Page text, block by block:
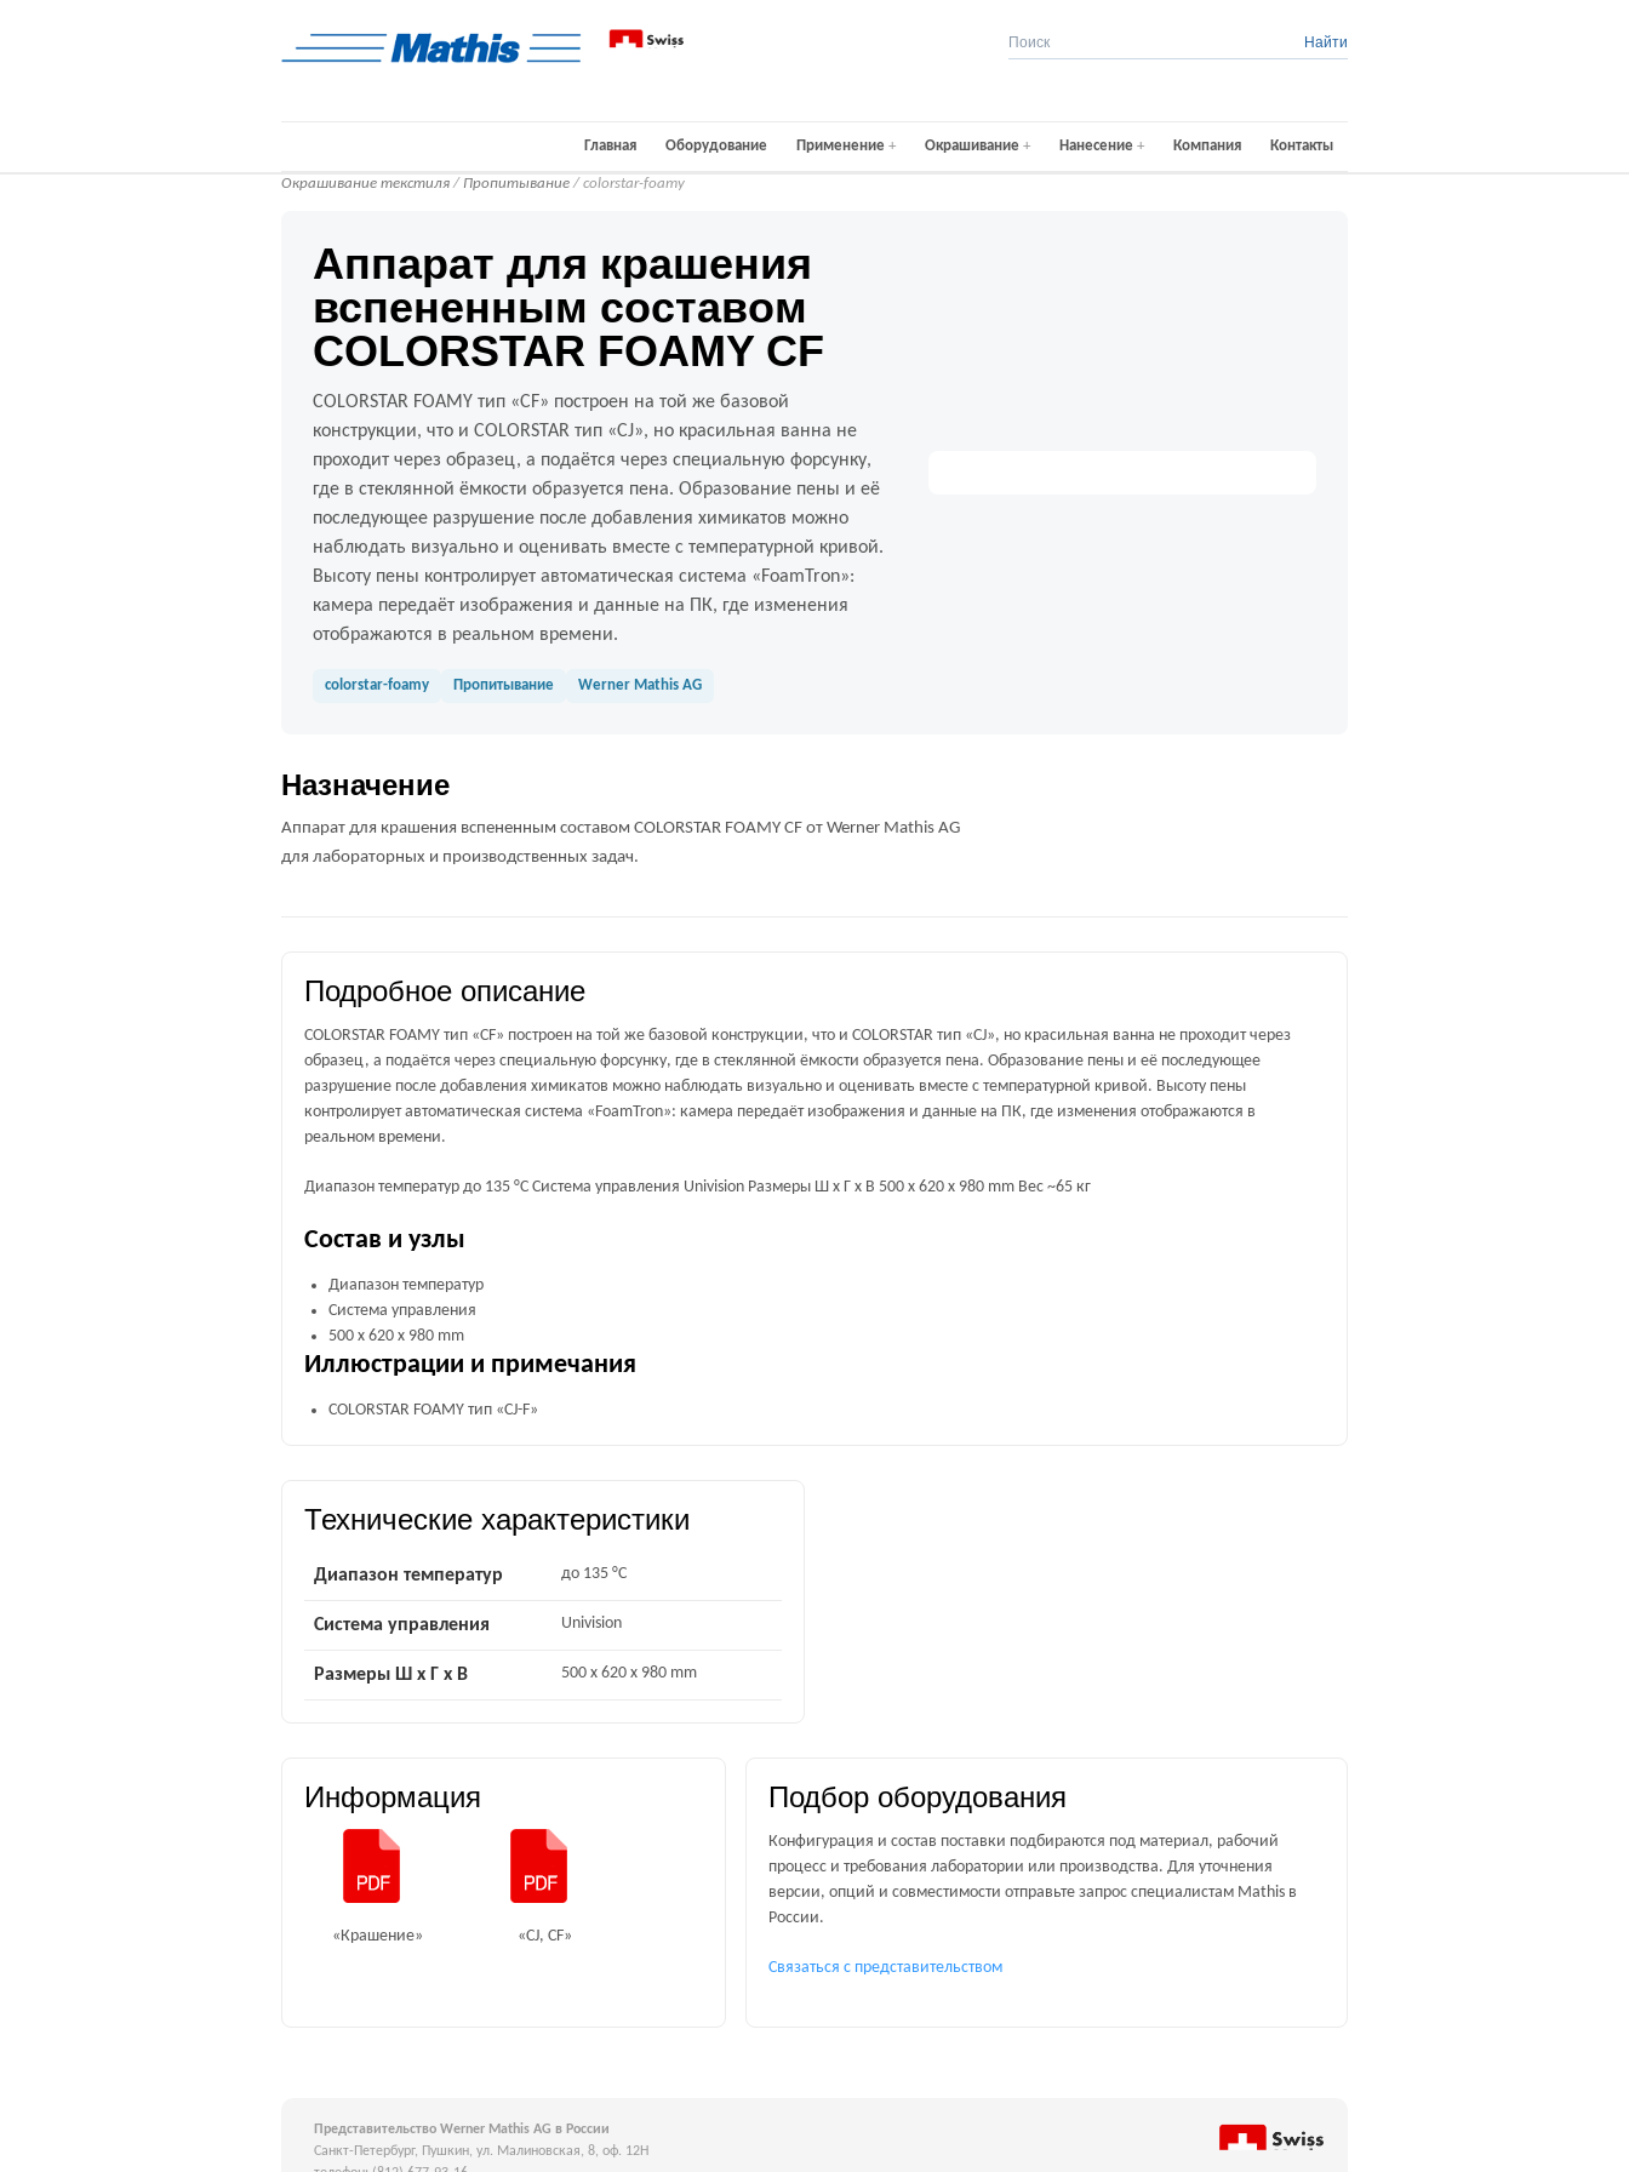
Найти
Главная Оборудование Применение Окрашивание Нанесение Компания Контакты
Окрашивание текстиля/ Пропитывание/ colorstar-foamy
Аппарат для крашения
вспененным составом
COLORSTAR FOAMY CF
COLORSTAR FOAMY тип «CF» построен на той же базовой
конструкции, что и COLORSTAR тип «CJ», но красильная ванна не
проходит через образец, а подаётся через специальную форсунку,
где в стеклянной ёмкости образуется пена. Образование пены и её
последующее разрушение после добавления химикатов можно
наблюдать визуально и оценивать вместе с температурной кривой.
Высоту пены контролирует автоматическая система «FoamTron»:
камера передаёт изображения и данные на ПК, где изменения
отображаются в реальном времени.
colorstar-foamy Пропитывание Werner Mathis AG
Назначение
Аппарат для крашения вспененным составом COLORSTAR FOAMY CF от Werner Mathis AG
для лабораторных и производственных задач.
Подробное описание
COLORSTAR FOAMY тип «CF» построен на той же базовой конструкции, что и COLORSTAR тип «CJ», но красильная ванна не проходит через
образец, а подаётся через специальную форсунку, где в стеклянной ёмкости образуется пена. Образование пены и её последующее
разрушение после добавления химикатов можно наблюдать визуально и оценивать вместе с температурной кривой. Высоту пены
контролирует автоматическая система «FoamTron»: камера передаёт изображения и данные на ПК, где изменения отображаются в
реальном времени.
Диапазон температур до 135 °C Система управления Univision Размеры Ш x Г x В 500 x 620 x 980 mm Вес ~65 кг
Состав и узлы
Диапазон температур
Система управления
500 x 620 x 980 mm
Иллюстрации и примечания
COLORSTAR FOAMY тип «CJ-F»
Технические характеристики
Диапазон температур до 135 °C
Система управления Univision
Размеры Ш x Г x В 500 x 620 x 980 mm
Информация
«Крашение» «CJ, CF»
Подбор оборудования
Конфигурация и состав поставки подбираются под материал, рабочий
процесс и требования лаборатории или производства. Для уточнения
версии, опций и совместимости отправьте запрос специалистам Mathis в
России.
Связаться с представительством
Представительство Werner Mathis AG в России
Санкт-Петербург, Пушкин, ул. Малиновская, 8, оф. 12Н